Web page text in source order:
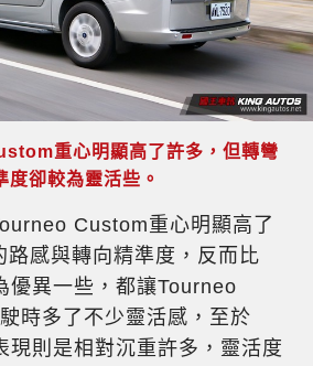
重心明顯高了許多，但轉彎
度卻較為靈活些。
Custom重心明顯高了
路感與轉向精準度，反而比
優異一些，都讓Tourneo
時多了不少靈活感，至於
則是相對沉重許多，靈活度